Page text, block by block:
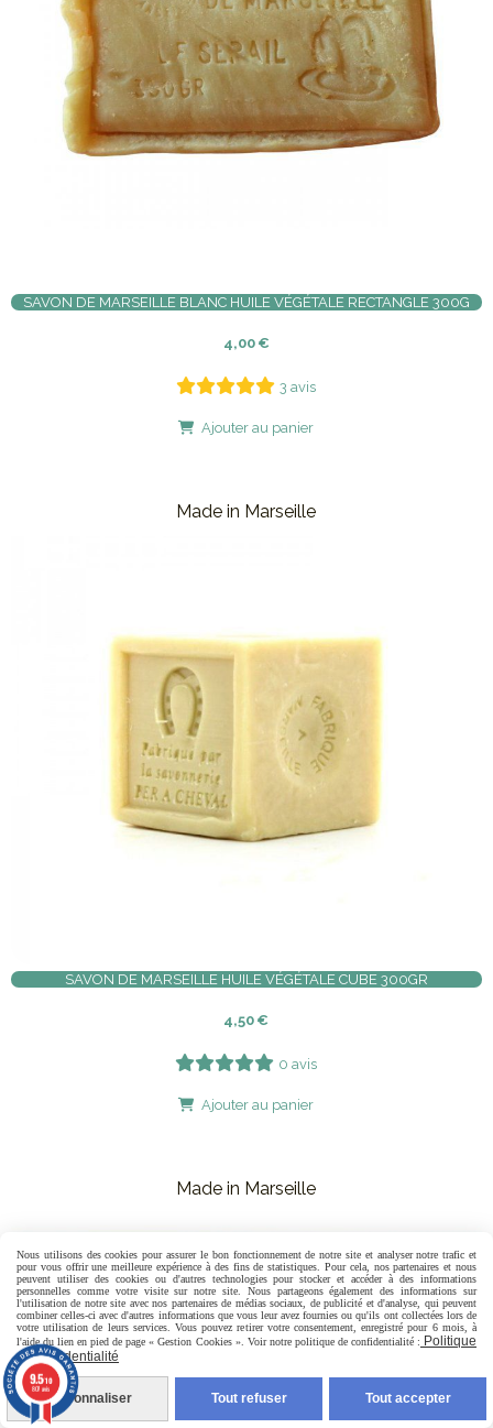
SAVON DE MARSEILLE BLANC HUILE VÉGÉTALE RECTANGLE 300G
4,00€
3 avis
Ajouter au panier
Made in Marseille
SAVON DE MARSEILLE HUILE VÉGÉTALE CUBE 300GR
4,50 €
0 avis
Ajouter au panier
Made in Marseille
Nous utilisons des cookies pour assurer le bon fonctionnement de notre site et analyser notre trafic et
pour vous offrir une meilleure expérience à des fins de statistiques. Pour cela, nos partenaires et nous
peuvent utiliser des cookies ou d'autres technologies pour stocker et accéder à des informations
personnelles comme votre visite sur notre site. Nous partageons également des informations sur
l'utilisation de notre site avec nos partenaires de médias sociaux, de publicité et d'analyse, qui peuvent
combiner celles-ci avec d'autres informations que vous leur avez fournies ou qu'ils ont collectées lors de
votre utilisation de leurs services. Vous pouvez retirer votre consentement, enregistré pour 6 mois, à
l'aide du lien en pied de page « Gestion Cookies ». Voir notre politique de confidentialité : Politique
de confidentialité
Personnaliser Tout refuser Tout accepter
9.5/10
807 avis